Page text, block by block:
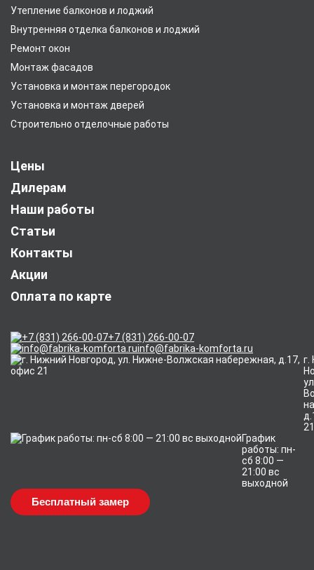
Утепление балконов и лоджий
Внутренняя отделка балконов и лоджий
Ремонт окон
Монтаж фасадов
Установка и монтаж перегородок
Установка и монтаж дверей
Строительно отделочные работы
Цены
Дилерам
Наши работы
Статьи
Контакты
Акции
Оплата по карте
+7 (831) 266-00-07
info@fabrika-komforta.ru
г.
21
График
работы: пн-
сб 8:00 —
21:00 вс
выходной
Бесплатный замер